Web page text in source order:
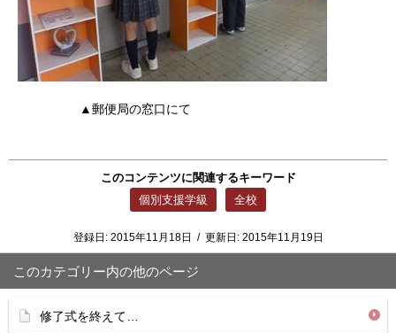
▲郵便局の窓口にて
このコンテンツに関連するキーワード
個別支援学級
全校
登録日: 2015年11月18日 / 更新日: 2015年11月19日
このカテゴリー内の他のページ
修了式を終えて…